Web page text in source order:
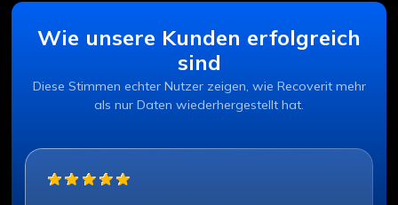
Wie unsere Kunden erfolgreich
sind
Diese Stimmen echter Nutzer zeigen, wie Recoverit mehr
als nur Daten wiederhergestellt hat.